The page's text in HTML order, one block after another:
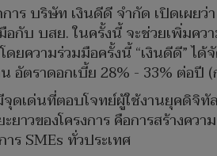
ร บริษัท เงินดีดี จำกัด เปิดเผย
อกับ บสย. ในครั้งนี้ จะช่วยเพิ่มค
ความร่วมมือครั้งนี้ “เงินดีดี” ไ
อัตราดอกเบี้ย 28% - 33% ต่อ
เด่นที่ตอบโจทย์ผู้ใช้งานยุคดิจิทั
ยาวของโครงการ คือการสร้างค
ร SMEs ทั่วประเทศ